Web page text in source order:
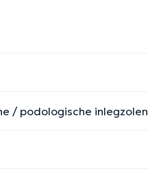
/ podologische inlegzolen